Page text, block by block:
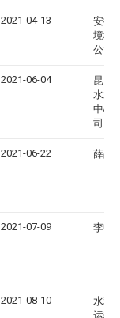
2021-04-13
安徽
境科
公司
2021-06-04
昆山
水水
中心
司
2021-06-22 薛晶
2021-07-09 李申
2021-08-10
水利
运输